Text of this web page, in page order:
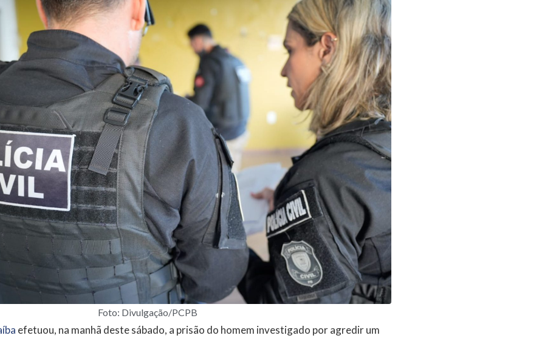
Foto: Divulgação/PCPB
efetuou, na manhã deste sábado, a prisão do homem investigado por agredir um